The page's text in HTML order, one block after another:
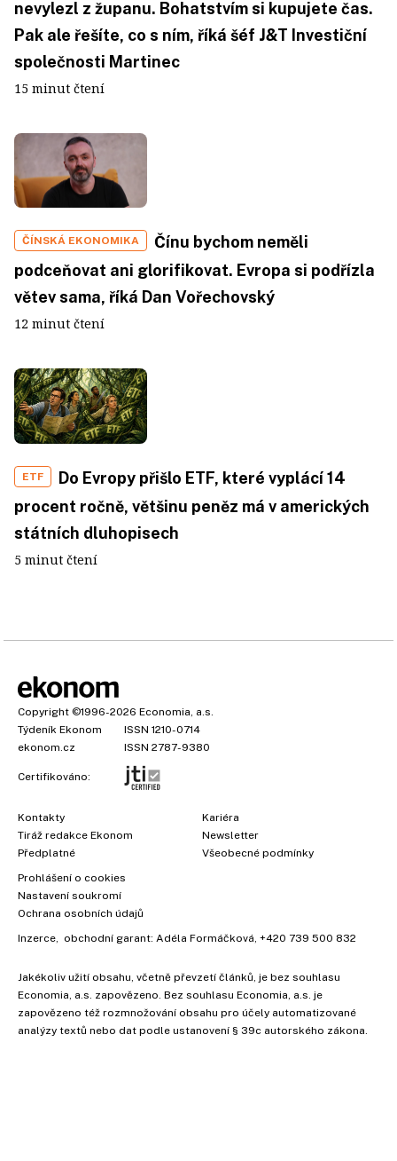
nevylezl z županu. Bohatstvím si kupujete čas.
Pak ale řešíte, co s ním, říká šéf J&T Investiční
společnosti Martinec
15 minut čtení
ČÍNSKÁ EKONOMIKA
Čínu bychom neměli
podceňovat ani glorifikovat. Evropa si podřízla
větev sama, říká Dan Vořechovský
12 minut čtení
ETF
Do Evropy přišlo ETF, které vyplácí 14
procent ročně, většinu peněz má v amerických
státních dluhopisech
5 minut čtení
Copyright ©1996-2026 Economia, a.s.
Týdeník Ekonom
ISSN 1210-0714
ekonom.cz
ISSN 2787-9380
Certifikováno:
Kontakty
Tiráž redakce Ekonom
Předplatné
Kariéra
Newsletter
Všeobecné podmínky
Prohlášení o cookies
Nastavení soukromí
Ochrana osobních údajů
Inzerce , obchodní garant: Adéla Formáčková +420 739 500 832
Jakékoliv užití obsahu, včetně převzetí článků, je bez souhlasu
Economia, a.s. zapovězeno. Bez souhlasu Economia, a.s. je
zapovězeno též rozmnožování obsahu pro účely automatizované
analýzy textů nebo dat podle ustanovení § 39c autorského zákona.